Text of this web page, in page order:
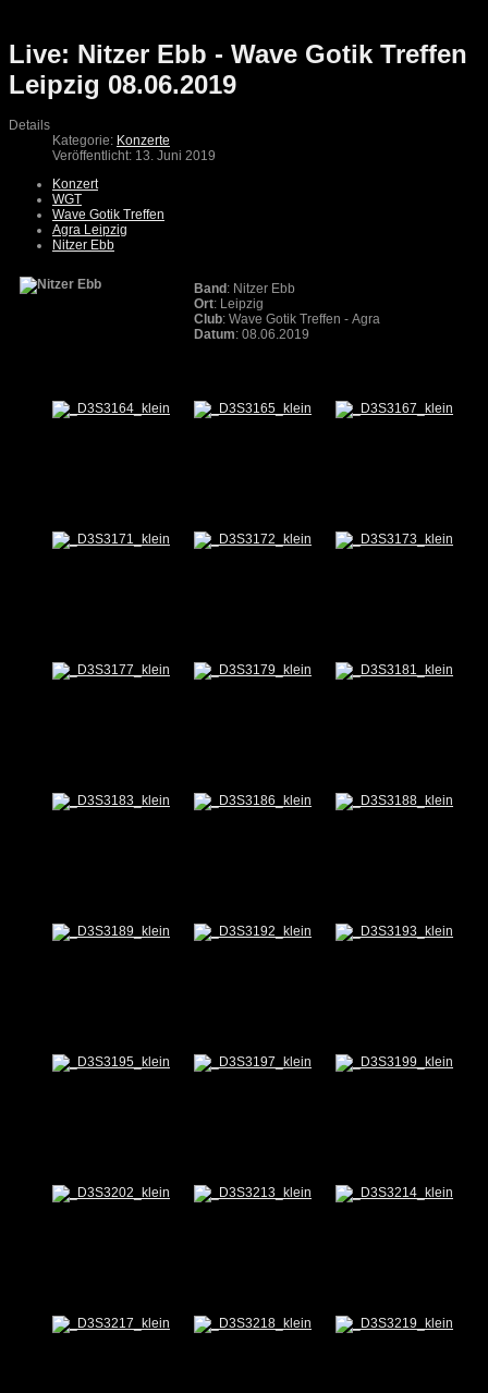
Live: Nitzer Ebb - Wave Gotik Treffen
Leipzig 08.06.2019
Details
Kategorie: Konzerte
Veröffentlicht: 13. Juni 2019
Konzert
WGT
Wave Gotik Treffen
Agra Leipzig
Nitzer Ebb
Band : Nitzer Ebb
Ort: Leipzig
Club: Wave Gotik Treffen - Agra
Datum: 08.06.2019